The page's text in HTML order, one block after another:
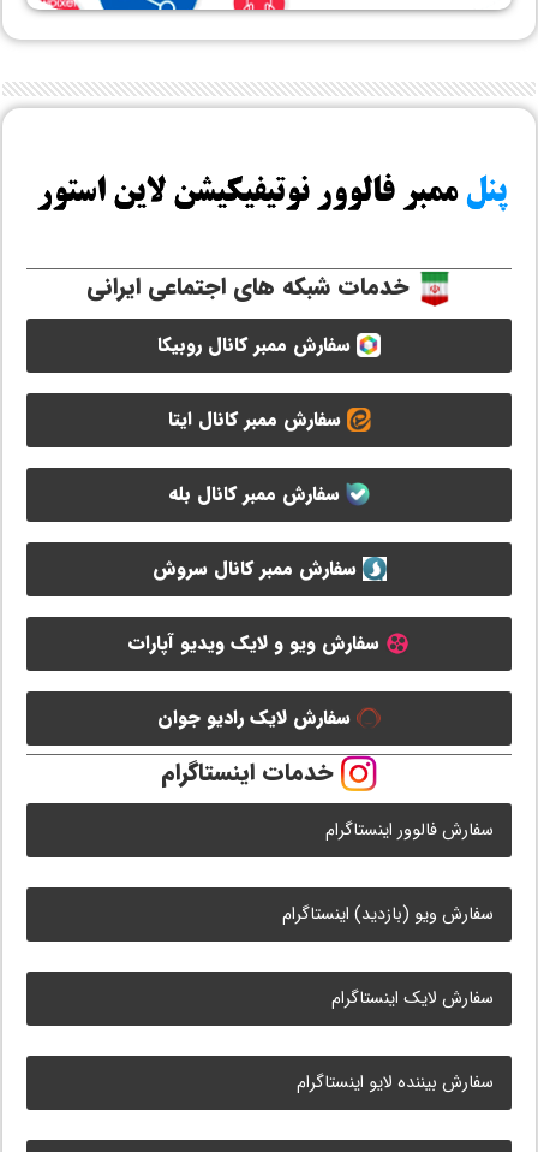
خدمات شبکه های اجتماعی ایرانی
سفارش ممبر کانال روبیکا
سفارش ممبر کانال ایتا
سفارش ممبر کانال بله
سفارش ممبر کانال سروش
سفارش ویو و لایک ویدیو آپارات
سفارش لایک رادیو جوان
خدمات اینستاگرام
سفارش فالوور اینستاگرام
سفارش ویو (بازدید) اینستاگرام
سفارش لایک اینستاگرام
سفارش بیننده لایو اینستاگرام